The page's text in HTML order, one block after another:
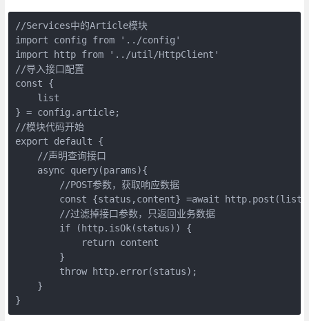
//Services中的Article模块
import config from '../config'
import http from '../util/HttpClient'
//导入接口配置
const {
    list
} = config.article;
//模块代码开始
export default {
    //声明查询接口
    async query(params){
        //POST参数，获取响应数据
const {status,content} =await
        //过滤掉接口参数，只返回业务数据
        if (http.isOk(status)) {
            return content
        }
        throw http.error(status);
    }
}